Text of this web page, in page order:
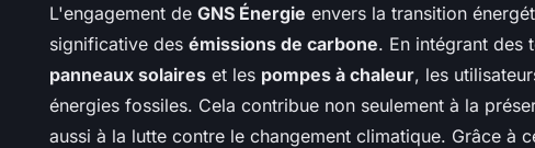
L'engagement de GNS Énergie envers la transition
significative des émissions de carbone. En intégrant des
panneaux solaires et les pompes à chaleur, les
énergies fossiles. Cela contribue non seulement à la
aussi à la lutte contre le changement climatique. Grâce à